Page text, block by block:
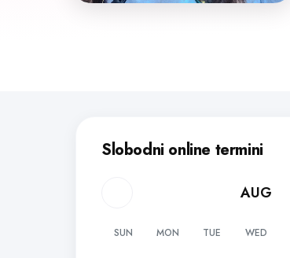
Slobodni online termini
AUG
SUN MON TUE WED